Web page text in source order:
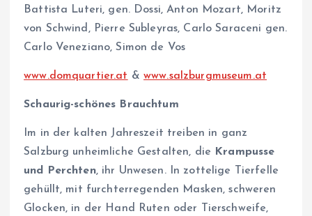
Battista Luteri, gen. Dossi, Anton Mozart, Moritz
von Schwind, Pierre Subleyras, Carlo Saraceni gen.
Carlo Veneziano, Simon de Vos
www.domquartier.at &www.salzburgmuseum.at
Schaurig-schönes Brauchtum
Im in der kalten Jahreszeit treiben in ganz
Salzburg unheimliche Gestalten, die
Krampusse
und Perchten, ihr Unwesen. In zottelige Tierfelle
gehüllt, mit furchterregenden Masken, schweren
Glocken, in der Hand Ruten oder Tierschweife,